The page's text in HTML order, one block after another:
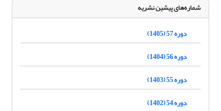
شماره‌های پیشین نشریه
دوره 57 (1405)
دوره 56 (1404)
دوره 55 (1403)
دوره 54 (1402)